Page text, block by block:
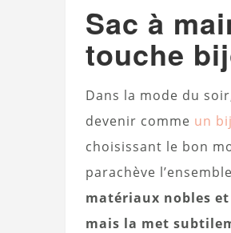
Sac à
touche
Dans la mode du
devenir comme un
choisissant le bon
parachève
matériaux nobles
mais la met